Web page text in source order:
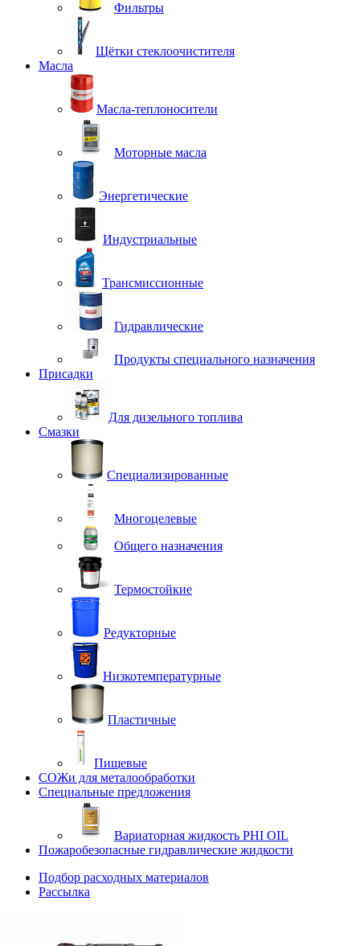
Фильтры
Щётки стеклоочистителя
Масла
Масла-теплоносители
Моторные масла
Энергетические
Индустриальные
Трансмиссионные
Гидравлические
Продукты специального назначения
Присадки
Для дизельного топлива
Смазки
Специализированные
Многоцелевые
Общего назначения
Термостойкие
Редукторные
Низкотемпературные
Пластичные
Пищевые
СОЖи для металообработки
Специальные предложения
Вариаторная жидкость PHI OIL
Пожаробезопасные гидравлические жидкости
Подбор расходных материалов
Рассылка